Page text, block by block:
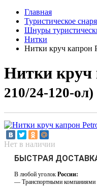
Главная
Туристическое
Шнуры
Нитки
Нитки круч капрон
Нитки круч
210/24-120-ол)
Нет в наличии
БЫСТРАЯ
В любой уголок России:
— Транспортными компаниями